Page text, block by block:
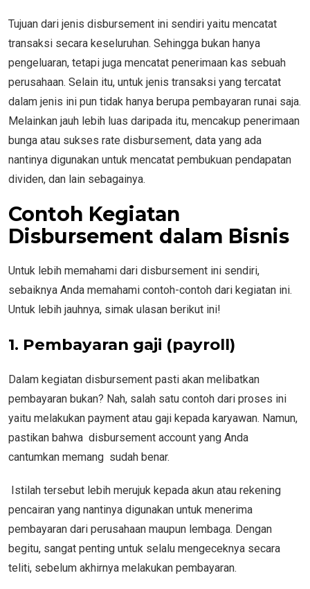
Tujuan dari jenis disbursement ini sendiri yaitu mencatat
transaksi secara keseluruhan. Sehingga bukan hanya
pengeluaran, tetapi juga mencatat penerimaan kas sebuah
perusahaan. Selain itu, untuk jenis transaksi yang tercatat
dalam jenis ini pun tidak hanya berupa pembayaran runai saja.
Melainkan jauh lebih luas daripada itu, mencakup penerimaan
bunga atau sukses rate disbursement, data yang ada
nantinya digunakan untuk mencatat pembukuan pendapatan
dividen, dan lain sebagainya.
Contoh Kegiatan
Disbursement dalam Bisnis
Untuk lebih memahami dari disbursement ini sendiri,
sebaiknya Anda memahami contoh-contoh dari kegiatan ini.
Untuk lebih jauhnya, simak ulasan berikut ini!
1. Pembayaran gaji (payroll)
Dalam kegiatan disbursement pasti akan melibatkan
pembayaran bukan? Nah, salah satu contoh dari proses ini
yaitu melakukan payment atau gaji kepada karyawan. Namun,
pastikan bahwa disbursement account yang Anda
cantumkan memang sudah benar.
Istilah tersebut lebih merujuk kepada akun atau rekening
pencairan yang nantinya digunakan untuk menerima
pembayaran dari perusahaan maupun lembaga. Dengan
begitu, sangat penting untuk selalu mengeceknya secara
teliti, sebelum akhirnya melakukan pembayaran.